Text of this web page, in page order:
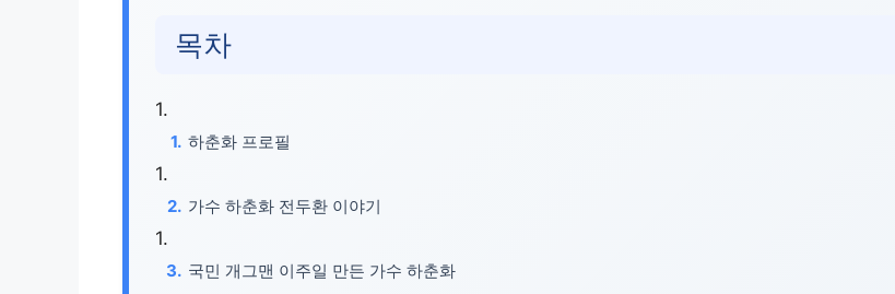
목차
하춘화 프로필
가수 하춘화 전두환 이야기
국민 개그맨 이주일 만든 가수 하춘화